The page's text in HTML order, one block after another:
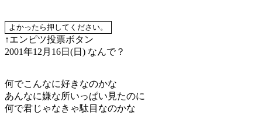
↑エンピツ投票ボタン
2001年12月16日(日) なんで？
何でこんなに好きなのかな
あんなに嫌な所いっぱい見たのに
何で君じゃなきゃ駄目なのかな